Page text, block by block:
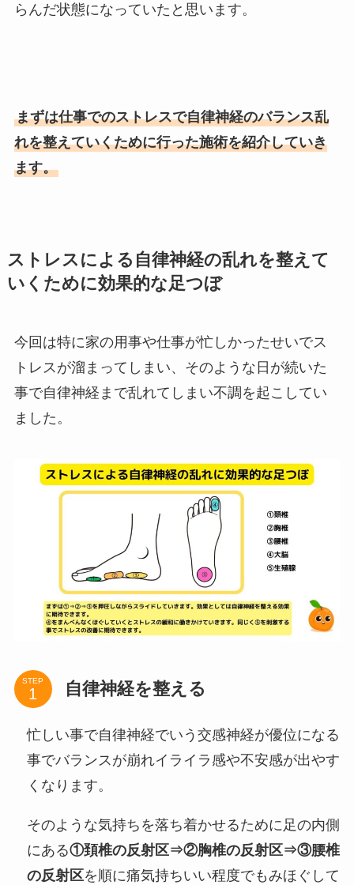
らんだ状態になっていたと思います。
まずは仕事でのストレスで自律神経のバランス乱
れを整えていくために行った施術を紹介していき
ます。
ストレスによる自律神経の乱れを整えて
いくために効果的な足つぼ
今回は特に家の用事や仕事が忙しかったせいでス
トレスが溜まってしまい、そのような日が続いた
事で自律神経まで乱れてしまい不調を起こしてい
ました。
STEP 自律神経を整える
忙しい事で自律神経でいう交感神経が優位になる
事でバランスが崩れイライラ感や不安感が出やす
くなります。
そのような気持ちを落ち着かせるために足の内側
にある①頚椎の反射区⇒②胸椎の反射区⇒③腰椎
の反射区を順に痛気持ちいい程度でもみほぐして